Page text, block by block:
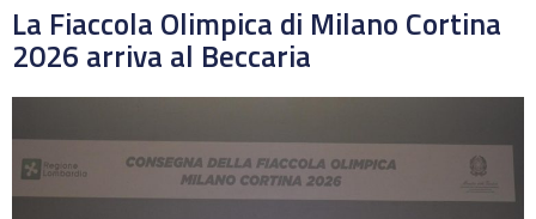
La Fiaccola Olimpica di Milano Cortina
2026 arriva al Beccaria